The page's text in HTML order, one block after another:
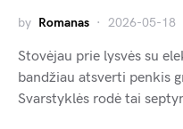
by Romanas 2026-05-18
Stovėjau prie lysvės su
bandžiau atsverti penkis
Svarstyklės rodė tai